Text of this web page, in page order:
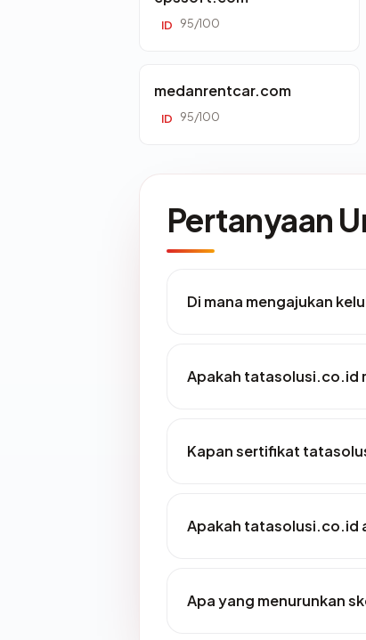
ID 95/100
medanrentcar.com
ID 95/100
Pertanyaan
Di mana mengajukan
Apakah tatasolusi.co.id
Kapan sertifikat
Apakah tatasolusi.co.id
Apa yang menurunkan